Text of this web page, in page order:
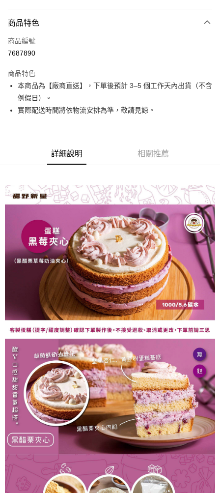
信用卡一次付款
信用卡分期付款
合作金庫商業銀行
華南商業銀行
彰化商業銀行
上海商業儲蓄銀行
國泰世華商業銀行
兆豐國際商業銀行
元大商業銀行
永豐商業銀行
6 期 0 利率 每期
華南商業銀行
上海商業儲蓄銀行
台北富邦商業銀行
聯邦商業銀行
遠東國際商業銀行
元大商業銀行
台新國際商業銀行
中國信託商業銀行
台灣樂天信用卡公司
LINE Pay
Apple Pay
全盈+PAY
大哥付你分期
【大哥付你分期使用說明】
1.本服務由台灣大哥大提供，台灣大哥大用戶可立即使用無須另外申請。
2.付款方式選擇「大哥付你分期」，訂單成立後會自動跳轉到大哥付的交易
流程，驗證手機門號後，選擇欲分期的期數、繳款截止日，確認付款後即完
成交易。
3.實際核准額度、可分期數及費用金額請依後續交易確認頁面所載為準。
4.訂單成立30分鐘內，如未前往確認交易或遇審核未通過，訂單將自動取
消。如遇「轉專審核」未通過狀況，表示未達大哥付你分期系統評分，恕無
法說明評估內容。
【繳款方式說明】
1.分期款項不併入電信帳單，「大哥付你分期」於每月結算日後寄送繳費提
2.透過簡訊連結打開帳單後，可選擇「超商條碼／台灣大直營門市／銀行轉
帳／街口支付／iPASS MONEY」等通路繳費。
【注意事項】
1.本服務係由「台灣大哥大股份有限公司」（以下簡稱本公司）所提供，讓
用戶於交易時，得透過本服務購買商品或服務，並由商店將買賣／分期付款
買賣價金債權讓與本公司後，依約使用本公司帳單繳交帳款。
2.基於同意付款使用「大哥付你分期」之契約關係目的，商店將以您的個人
資料（包含姓名、電話或地址）提供予台灣大哥大進項蒐集、處理及利用，
由本公司與您本人進行分期帳單所需資料之確認、核對及更正。
3.完整用戶服務條款，請詳閱以下連結：
https://oppay.tw/userRule
AFTEE先享後付
相關說明
【關於「AFTEE先享後付」】
AFTEE先享後付是「在收到商品之後才付款」的支付方式。 讓您購物簡單
便利好安心！
１．簡單：不需註冊會員、不需綁卡、不需儲值。
２．便利：只要手機號碼，簡訊認證，即可結帳。
３．安心：先確認商品／服務後，再付款。
【「AFTEE先享後付」結帳流程】
１．於結帳方式選擇「AFTEE先享後付」後，將跳轉至「AFTEE先享後付」
結帳頁面，進行簡訊認證並確認金額後，即可完成結帳。
２．訂單成立數日內，您將收到繳費通知簡訊。
３．收到繳費通知簡訊後14天內，點擊此簡訊中的連結，可透過四大超商／
ATM／網路銀行／等多元方式進行付款，方視為交易完成。
※ 請注意：結帳手續完成當下不需立刻繳費，但若您需要取消訂單，請聯絡
購買商品的店家。未經商家同意取消之訂單仍視為有效，需透過AFTEE先享
後付繳納相關費用。
※ 交易是否成功請以「AFTEE先享後付 」之結帳頁面顯示為準，若有關於
是否繳費成功／繳費後需取消欲退款等相關疑問，請聯繫「AFTEE先享後付
客戶支援中心」https://netprotections.freshdesk.com/support/home
【注意事項】
１．透過由恩沛科技股份有限公司提供之「AFTEE先享後付」服務完成之交
易，需依本服務之必要範圍內提供個人資料，並將交易相關給付款項請求債
權轉讓予恩沛科技股份有限公司。
２．關於個人資料處理事宜，請瀏覽以下網址：
https://aftee.tw/terms/#terms3
３．未成年的使用者請事先徵得法定代理人或監護人之同意方可使用
ATM付款
每筆NT$80，滿NT$999(含以上)免運費
商品特色
商品編號
7687890
商品特色
本商品為【廠商直送】，下單後預計 3–5 個工作天內出貨（不含
例假日）。
實際配送時間將依物流安排為準，敬請見諒。
詳細說明 相關推薦